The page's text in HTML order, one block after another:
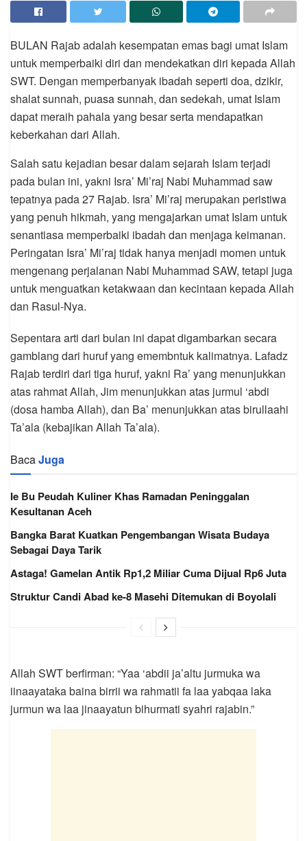
BULAN Rajab adalah kesempatan emas bagi umat Islam
untuk memperbaiki diri dan mendekatkan diri kepada Allah
SWT. Dengan memperbanyak ibadah seperti doa, dzikir,
shalat sunnah, puasa sunnah, dan sedekah, umat Islam
dapat meraih pahala yang besar serta mendapatkan
keberkahan dari Allah.
Salah satu kejadian besar dalam sejarah Islam terjadi
pada bulan ini, yakni Isra’ Mi’raj Nabi Muhammad saw
tepatnya pada 27 Rajab. Isra’ Mi’raj merupakan peristiwa
yang penuh hikmah, yang mengajarkan umat Islam untuk
senantiasa memperbaiki ibadah dan menjaga keimanan.
Peringatan Isra’ Mi’raj tidak hanya menjadi momen untuk
mengenang perjalanan Nabi Muhammad SAW, tetapi juga
untuk menguatkan ketakwaan dan kecintaan kepada Allah
dan Rasul-Nya.
Sepentara arti dari bulan ini dapat digambarkan secara
gamblang dari huruf yang emembntuk kalimatnya. Lafadz
Rajab terdiri dari tiga huruf, yakni Ra’ yang menunjukkan
atas rahmat Allah, Jim menunjukkan atas jurmul ‘abdi
(dosa hamba Allah), dan Ba’ menunjukkan atas birullaahi
Ta’ala (kebajikan Allah Ta’ala).
BacaJuga
Ie Bu Peudah Kuliner Khas Ramadan Peninggalan
Kesultanan Aceh
Bangka Barat Kuatkan Pengembangan Wisata Budaya
Sebagai Daya Tarik
Astaga! Gamelan Antik Rp1,2 Miliar Cuma Dijual Rp6 Juta
Struktur Candi Abad ke-8 Masehi Ditemukan di Boyolali
Allah SWT berfirman: “Yaa ‘abdii ja’altu jurmuka wa
iinaayataka baina birrii wa rahmatii fa laa yabqaa laka
jurmun wa laa jinaayatun bihurmati syahri rajabin.”